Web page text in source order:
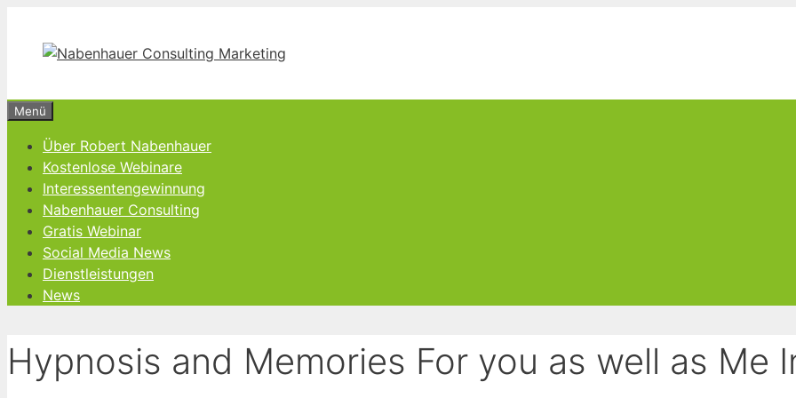
springen
Menü
Über Robert Nabenhauer
Kostenlose Webinare
Interessentengewinnung
Nabenhauer Consulting
Gratis Webinar
Social Media News
Dienstleistungen
News
Hypnosis and Memories For you as well as Me